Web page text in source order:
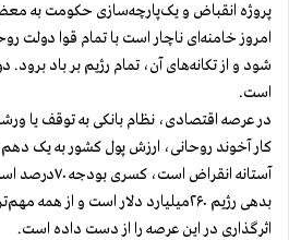
پروژه انقباض و یک‌پارچه‌سازی حکومت به
امروز خامنه‌ای ناچار است با تمام قوا ‌دولت
شود و از تکانه‌های آن، تمام رژیم بر باد برود.
است.
در عرصه اقتصادی، نظام بانکی به توقف یا
کار آخوند روحانی، ارزش پول کشور به ‌یک دهم
بدهی رژیم ۲۶۰میلیارد دلار است و از
اثرگذاری در این عرصه را از دست داده است.